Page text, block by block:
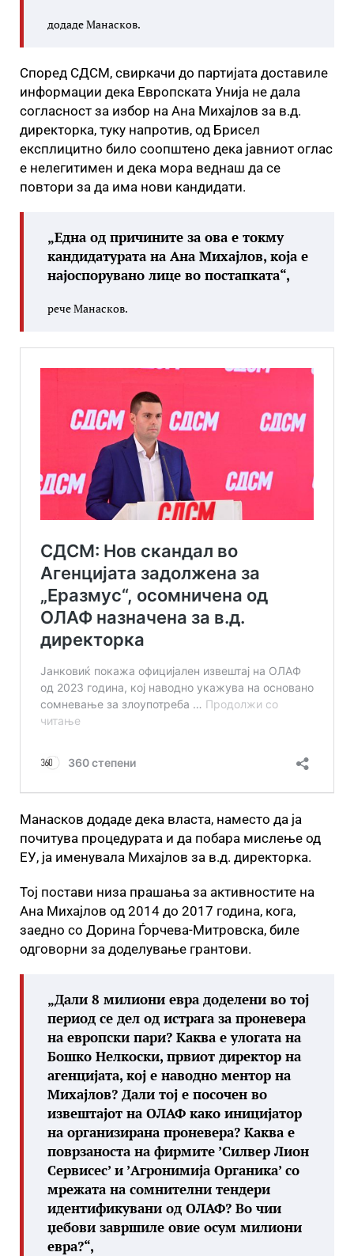
додаде Манасков.
Според СДСМ, свиркачи до партијата доставиле
информации дека Европската Унија не дала
согласност за избор на Ана Михајлов за в.д.
директорка, туку напротив, од Брисел
експлицитно било соопштено дека јавниот оглас
е нелегитимен и дека мора веднаш да се
повтори за да има нови кандидати.
„Една од причините за ова е токму
кандидатурата на Ана Михајлов, која е
најоспорувано лице во постапката“,
рече Манасков.
Манасков додаде дека власта, наместо да ја
почитува процедурата и да побара мислење од
ЕУ, ја именувала Михајлов за в.д. директорка.
Тој постави низа прашања за активностите на
Ана Михајлов од 2014 до 2017 година, кога,
заедно со Дорина Ѓорчева-Митровска, биле
одговорни за доделување грантови.
„Дали 8 милиони евра доделени во тој
период се дел од истрага за проневера
на европски пари? Каква е улогата на
Бошко Нелкоски, првиот директор на
агенцијата, кој е наводно ментор на
Михајлов? Дали тој е посочен во
извештајот на ОЛАФ како иницијатор
на организирана проневера? Каква е
поврзаноста на фирмите ’Силвер Лион
Сервисес’ и ’Агронимија Органика’ со
мрежата на сомнителни тендери
идентификувани од ОЛАФ? Во чии
џебови завршиле овие осум милиони
евра?“,